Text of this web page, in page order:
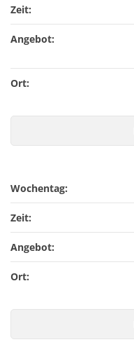
Zeit:
Angebot:
Ort:
Wochentag:
Zeit:
Angebot:
Ort: